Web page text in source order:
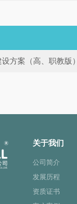
方案（高、职教版）
关于我们
公司简介
发展历程
资质证书